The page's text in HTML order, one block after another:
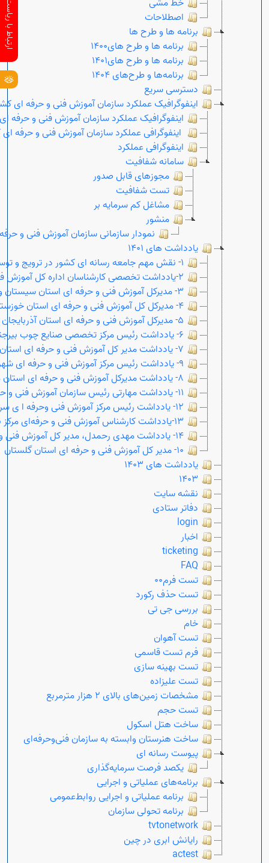
اصطلاحات
برنامه ها و طرح ها
برنامه ها و طرح های1400
برنامه ها و طرح های1401
برنامه‌ها و طرح‌های 1404
دسترسی سریع
اینفوگرافیک عملکرد سازمان آموزش فنی و حرفه ای
اینفوگرافیک عملکرد سازمان آموزش فنی و حرفه
اینفوگرافی عملکرد سازمان آموزش فنی و حرفه ای
اینفوگرافی عملکرد
سامانه شفافیت
مجوزهای قابل صدور
تست شفافیت
مشاغل کم سرمایه بر
منشور
نمودار سازمانی سازمان آموزش فنی و
یادداشت های 1401
1- نقش مهم جامعه رسانه ای کشور در ترویج و توسعه گفتمان ملی مهارت آموزی
2-یادداشت تخصصی کارشناسان اداره کل آموزش فنی و حرفه ای استان البرز
3- مدیرکل آموزش فنی و حرفه ای استان سیستان و بلوچستان
4- مدیرکل کل آموزش فنی و حرفه ای استان خوزستان
5- مدیرکل آموزش فنی و حرفه ای استان آذربایجان غربی
6- یادداشت رئیس مرکز تخصصی صنایع چوب بیرجند
7- یادداشت مدیر کل آموزش فنی و حرفه ای استان اصفهان
9- یادداشت رئیس مرکز آموزش فنی و حرفه ای شهرستان گمیشان
8- یادداشت مدیرکل آموزش فنی و حرفه ای استان مازندران
11- یادداشت مهارتی رئیس سازمان آموزش فنی و حرفه ای در استان زنجان
12- یادداشت رئیس مرکز آموزش فنی وحرفه ا ی سربیشه
13-یادداشت کارشناس آموزش فنی و حرفه‌ای مرکز بابل
14- یادداشت مهدی رحمدل، مدیر کل آموزش فنی و حرفه ای خراسان شمالی
10- مدیر کل آموزش فنی و حرفه ای استان گلستان
یادداشت های 1403
1403
نقشه سایت
دفاتر ستادی
login
اخبار
ticketing
FAQ
تست فرم00
تست حذف رکورد
بررسی جی تی
خام
تست آهوان
فرم تست قاسمی
تست بهینه سازی
تست علیزاده
مشخصات زمین‌های بالای ۲ هزار مترمربع
تست حجم
ساخت هتل اسکول
ساخت هنرستان وابسته به سازمان فنی‌وحرفه‌ای
پیوست رسانه ای
یکصد فرصت سرمایه‌گذاری
برنامه‌های عملیاتی و اجرایی
برنامه عملیاتی و اجرایی روابط‌عمومی
برنامه تحولی سازمان
tvtonetwork
رایانش ابری در چین
actest